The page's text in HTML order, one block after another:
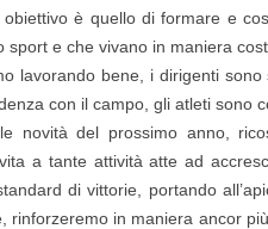
è quello di formare e
sport e che vivano in maniera
lavorando bene, i dirigenti
con il campo, gli atleti sono
novità del prossimo anno,
a tante attività atte ad
di vittorie, portando
rinforzeremo in maniera ancor